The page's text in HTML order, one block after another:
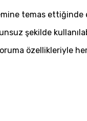
temas ettiğinde
şekilde
özellikleriyle